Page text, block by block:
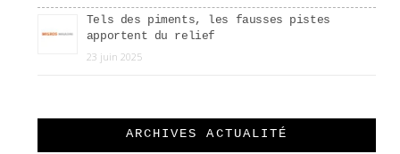
Tels des piments, les fausses pistes
apportent du relief
23 juin 2025
ARCHIVES ACTUALITÉ